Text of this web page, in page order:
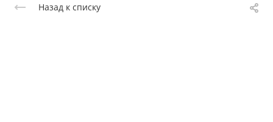
Назад к списку